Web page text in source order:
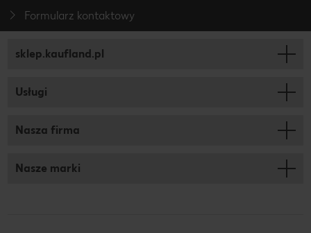
Formularz kontaktowy
sklep.kaufland.pl
Usługi
Nasza firma
Nasze marki